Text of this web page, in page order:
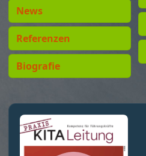
News
Referenzen
Biografie